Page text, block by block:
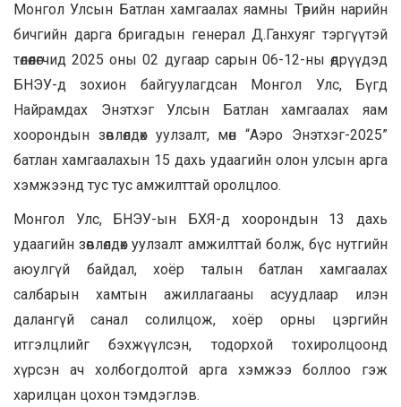
Монгол Улсын Батлан хамгаалах яамны Төрийн нарийн
бичгийн дарга бригадын генерал Д.Ганхуяг тэргүүтэй
төлөөлөгчид 2025 оны 02 дугаар сарын 06-12-ны өдрүүдэд
БНЭУ-д зохион байгуулагдсан Монгол Улс, Бүгд
Найрамдах Энэтхэг Улсын Батлан хамгаалах яам
хоорондын зөвлөлдөх уулзалт, мөн “Аэро Энэтхэг-2025”
батлан хамгаалахын 15 дахь удаагийн олон улсын арга
хэмжээнд тус тус амжилттай оролцлоо.
Монгол Улс, БНЭУ-ын БХЯ-д хоорондын 13 дахь
удаагийн зөвлөлдөх уулзалт амжилттай болж, бүс нутгийн
аюулгүй байдал, хоёр талын батлан хамгаалах
салбарын хамтын ажиллагааны асуудлаар илэн
далангүй санал солилцож, хоёр орны цэргийн
итгэлцлийг бэхжүүлсэн, тодорхой тохиролцоонд
хүрсэн ач холбогдолтой арга хэмжээ боллоо гэж
харилцан цохон тэмдэглэв.